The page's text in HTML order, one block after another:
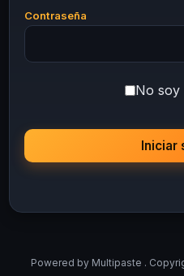
Contraseña
No
Iniciar
Powered by Multipaste .